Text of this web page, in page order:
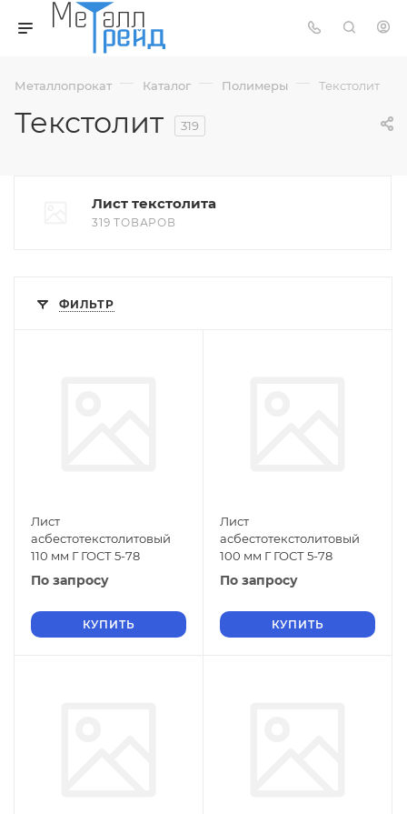
Металлопрокат — Каталог — Полимеры — Текстолит
Текстолит 319
Лист текстолита
319 ТОВАРОВ
ФИЛЬТР
Лист
асбестотекстолитовый
110 мм Г ГОСТ 5-78
По запросу
КУПИТЬ
Лист
асбестотекстолитовый
100 мм Г ГОСТ 5-78
По запросу
КУПИТЬ